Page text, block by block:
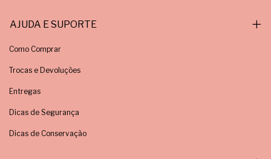
AJUDA E SUPORTE
Como Comprar
Trocas e Devoluções
Entregas
Dicas de Segurança
Dicas de Conservação